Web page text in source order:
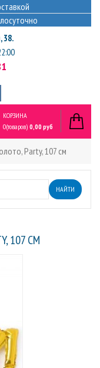
38.
КОРЗИНА
0(товаров) 0,00 руб
Party, 107 см
НАЙТИ
107 СМ